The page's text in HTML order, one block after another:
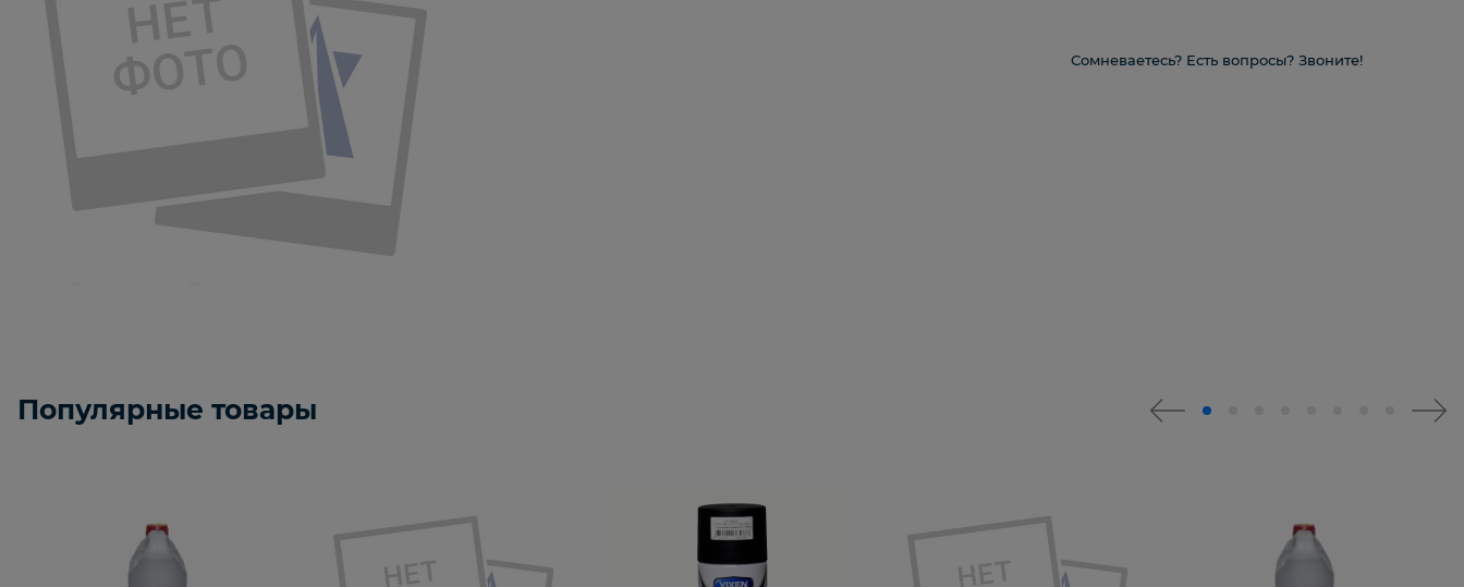
Сомневаетесь? Есть вопросы? Звоните!
Популярные товары